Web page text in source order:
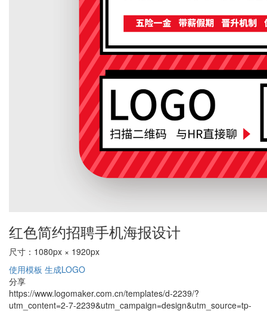
红色简约招聘手机海报设计
尺寸：1080px × 1920px
使用模板 生成LOGO
分享
https://www.logomaker.com.cn/templates/d-2239/?
utm_content=2-7-2239&utm_campaign=design&utm_source=tp-